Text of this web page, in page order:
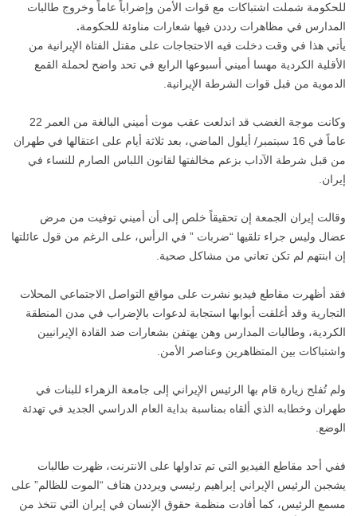
للحكومة شملت اشتباكات مع قوات الأمن وإضراباً عاماً وخروج طالبات
المدارس في مظاهرات رددن فيها شعارات مناوئة للحكومة.
يأتي هذا في وقت دخلت فيه الاحتجاجات على مقتل الفتاة الإيرانية من
الأقلية الكردية مهسا أميني أسبوعها الرابع في تحد واضح لحملة القمع
الدموية من قبل قوات الشرطة الإيرانية.
وكانت موجة الغضب قد اندلعت عقب موت أميني البالغة من العمر 22
عاماً في 16 سبتمبر/ أيلول الماضي، بعد ثلاثة أيام على اعتقالها في طهران
من قبل شرطة الآداب بزعم مخالفتها لقانون اللباس الصارم للنساء في
إيران.
وقالت إيران الجمعة إن تحقيقاً خلص إلى أن أميني توفيت من مرض
عضال وليس جراء تلقيها “ضربات ” في الرأس، على الرغم من قول عائلتها
إن ابنتهم لم تكن تعاني من مشاكل صحية.
فقد أظهرت مقاطع فيديو نشرت على مواقع التواصل الاجتماعي المحلات
التجارية وقد أغلقت أبوابها استجابة لدعوات بالإضراب في مدن المنطقة
الكردية، وطالبات المدارس وهن يهتفن بشعارات ضد القادة الإيرانيين
واشتباكات بين المتظاهرين وعناصر الأمن.
ولم تُفلح زيارة قام بها الرئيس الإيراني إلى جامعة الزهراء للبنات في
طهران وخطابه الذي ألقاه بمناسبة بداية العام الدراسي الجديد في تهدئة
الوضع.
ففي أحد مقاطع الفيديو التي تم تداولها على الانترنت، ظهرت طالبات
يشجبن الرئيس الإيراني إبراهيم رئيسي ويرددن هتاف “الموت للظالم” على
مسمع الرئيس، كما أفادت منظمة حقوق الإنسان في إيران التي تتخذ من